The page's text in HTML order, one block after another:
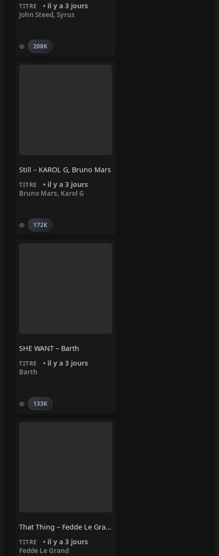
TITRE • il y a 3 jours
John Steed, Syrus
208K
Still – KAROL G, Bruno Mars
TITRE • il y a 3 jours
Bruno Mars, Karol G
172K
SHE WANT – Barth
TITRE • il y a 3 jours
Barth
133K
That Thing – Fedde Le Grand
TITRE • il y a 3 jours
Fedde Le Grand